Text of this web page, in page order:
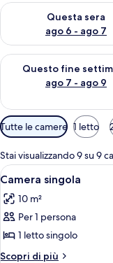
Questa sera
ago 6 - ago 7
Verifica la
Questo fine
ago 7 - ago 9
Verifica la
Filtri
disponibili
per
le
camere
Tutte le camere 1 letto
Stai visualizzando 9 su 9
Apri
tutte
le
foto
per
Camera
7
Camera singola
10 m²
Per 1 persona
1 letto singolo
Scopri di più
Altri